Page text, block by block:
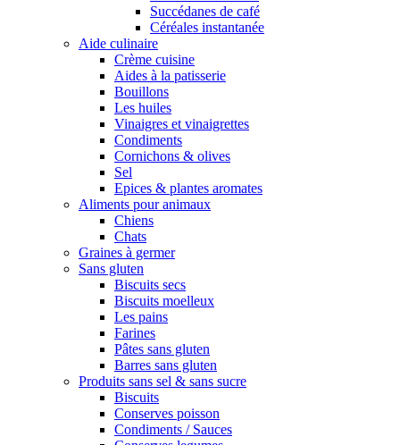
Succédanes de café
Céréales instantanée
Aide culinaire
Crème cuisine
Aides à la patisserie
Bouillons
Les huiles
Vinaigres et vinaigrettes
Condiments
Cornichons & olives
Sel
Epices & plantes aromates
Aliments pour animaux
Chiens
Chats
Graines à germer
Sans gluten
Biscuits secs
Biscuits moelleux
Les pains
Farines
Pâtes sans gluten
Barres sans gluten
Produits sans sel & sans sucre
Biscuits
Conserves poisson
Condiments / Sauces